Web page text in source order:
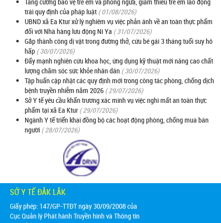
trái quy định của pháp luật ( 01/08/2026)
UBND xã Ea Ktur xử lý nghiêm vụ việc phản ánh về an toàn thực phẩm
đối với Nhà hàng lưu động Ni Ya ( 31/07/2026)
Gắp thành công dị vật trong đường thở, cứu bé gái 3 tháng tuổi suy hô
hấp ( 30/07/2026)
Đẩy mạnh nghiên cứu khoa học, ứng dụng kỹ thuật mới nâng cao chất
lượng chăm sóc sức khỏe nhân dân ( 30/07/2026)
Tập huấn cập nhật các quy định mới trong công tác phòng, chống dịch
bệnh truyền nhiễm năm 2026 ( 29/07/2026)
Sở Y tế yêu cầu khẩn trương xác minh vụ việc nghi mất an toàn thực
phẩm tại xã Ea Ktur ( 29/07/2026)
Ngành Y tế triển khai đồng bộ các hoạt động phòng, chống mua bán
người ( 28/07/2026)
SỞ Y TẾ ĐẮK LẮK
Giấy phép: 147/GP-TTĐT ngày 30/09/2008 của
Cục Quản lý Phát hành Truyền hình và Thông tin